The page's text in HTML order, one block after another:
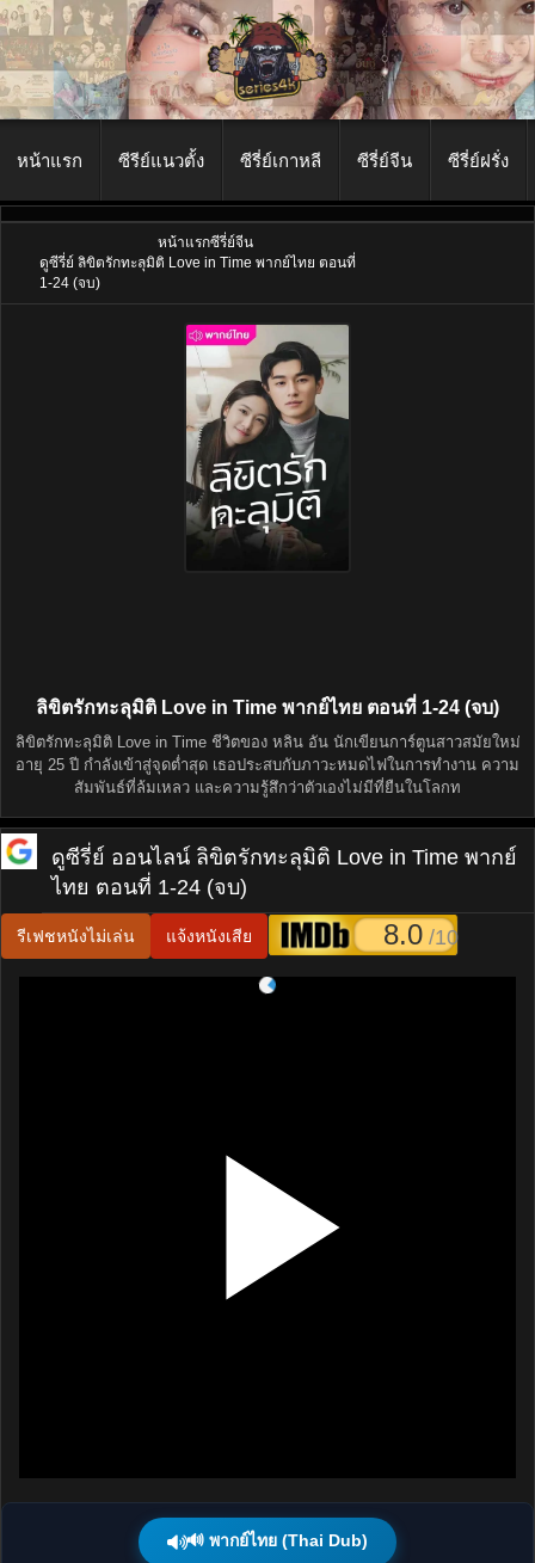
หน้าแรก ซีรีย์แนวตั้ง ซีรี่ย์เกาหลี ซีรี่ย์จีน ซีรี่ย์ฝรั่ง
หน้าแรกซีรี่ย์จีน
ดูซีรี่ย์ ลิขิตรักทะลุมิติ Love in Time พากย์ไทย ตอนที่
1-24 (จบ)
ลิขิตรักทะลุมิติ Love in Time พากย์ไทย ตอนที่ 1-24 (จบ)
ลิขิตรักทะลุมิติ Love in Time ชีวิตของ หลิน อัน นักเขียนการ์ตูนสาวสมัยใหม่
อายุ 25 ปี กำลังเข้าสู่จุดต่ำสุด เธอประสบกับภาวะหมดไฟในการทำงาน ความ
สัมพันธ์ที่ล้มเหลว และความรู้สึกว่าตัวเองไม่มีที่ยืนในโลกท
ดูซีรี่ย์ ออนไลน์ ลิขิตรักทะลุมิติ Love in Time พากย์
ไทย ตอนที่ 1-24 (จบ)
รีเฟชหนังไม่เล่น แจ้งหนังเสีย 8.0 /10
🔊 พากย์ไทย (Thai Dub)